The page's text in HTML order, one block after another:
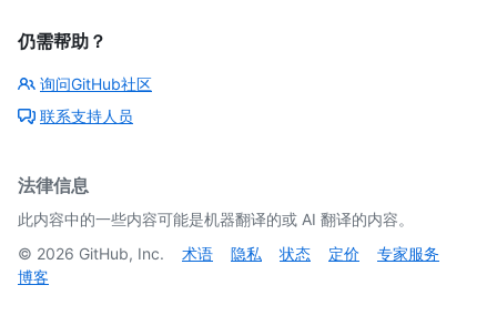
仍需帮助？
询问GitHub社区
联系支持人员
法律信息
此内容中的一些内容可能是机器翻译的或 AI 翻译的内容。
© 2026 GitHub, Inc. 术语 隐私 状态 定价
专家服务
博客